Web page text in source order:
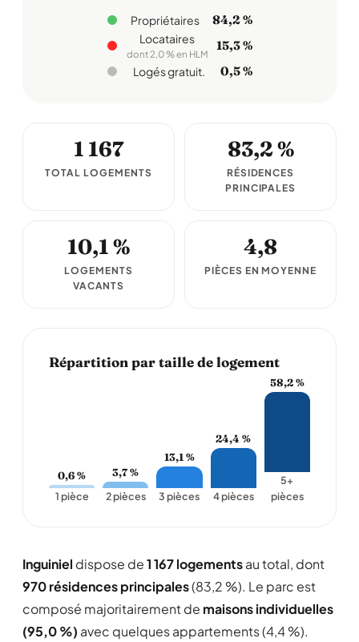
Propriétaires 84,2 %
Locataires
dont 2,0 % en HLM
15,3 %
Logés gratuit. 0,5 %
1 167
TOTAL LOGEMENTS
83,2 %
RÉSIDENCES
PRINCIPALES
10,1 %
LOGEMENTS
VACANTS
4,8
PIÈCES EN MOYENNE
Répartition par taille de logement
0,6 %
1 pièce
3,7 %
2 pièces
13,1 %
3 pièces
24,4 %
4 pièces
58,2 %
5+
pièces
Inguiniel dispose de1 167 logementsau total, dont
970 résidences principales(83,2 %). Le parc est
composé majoritairement de maisons individuelles
(95,0 %) avec quelques appartements (4,4 %).